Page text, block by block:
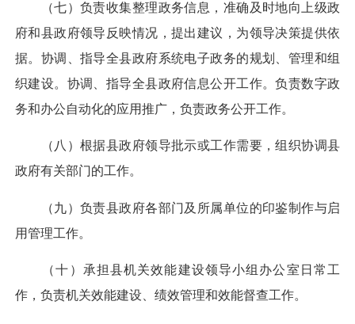
（七）负责收集整理政务信息，准确及时地向上级政
府和县政府领导反映情况，提出建议，为领导决策提供依
据。协调、指导全县政府系统电子政务的规划、管理和组
织建设。协调、指导全县政府信息公开工作。负责数字政
务和办公自动化的应用推广，负责政务公开工作。
（八）根据县政府领导批示或工作需要，组织协调县
政府有关部门的工作。
（九）负责县政府各部门及所属单位的印鉴制作与启
用管理工作。
（十）承担县机关效能建设领导小组办公室日常工
作，负责机关效能建设、绩效管理和效能督查工作。